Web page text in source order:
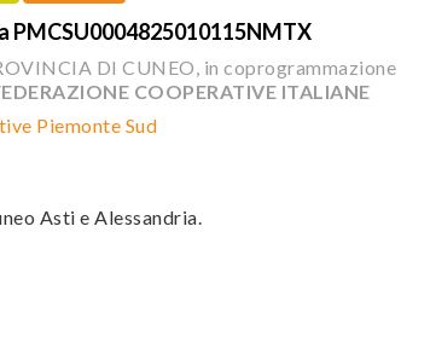
PMCSU0004825010115NMTX
DI CUNEO, in coprogrammazione
COOPERATIVE ITALIANE
Piemonte Sud
Asti e Alessandria.